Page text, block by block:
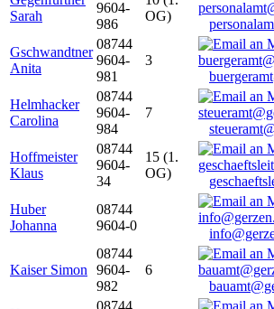
Sarah
9604-
986
OG)
Gschwandtner
Anita
08744
9604-
981
3
Helmhacker
Carolina
08744
9604-
984
7
Hoffmeister
Klaus
08744
9604-
34
15 (1.
OG)
Huber
Johanna
08744
9604-0
Kaiser Simon
08744
9604-
982
6
08744